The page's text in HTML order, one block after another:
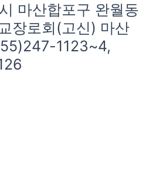
마산합포구 완월동
장로회(고신) 마산
1123~4,